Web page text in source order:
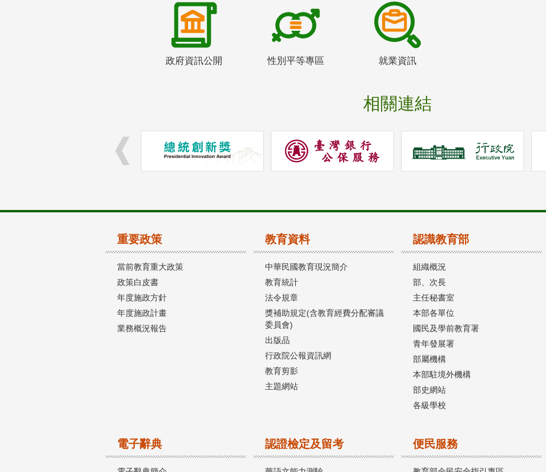
政府資訊公開 性別平等專區 就業資訊
相關連結
重要政策
當前教育重大政策
政策白皮書
年度施政方針
年度施政計畫
業務概況報告
教育資料
中華民國教育現況簡介
教育統計
法令規章
獎補助規定(含教育經費分配審議
委員會)
出版品
行政院公報資訊網
教育剪影
主題網站
認識教育部
組織概況
部、次長
主任秘書室
本部各單位
國民及學前教育署
青年發展署
部屬機構
本部駐境外機構
部史網站
各級學校
電子辭典 認證檢定及留考 便民服務